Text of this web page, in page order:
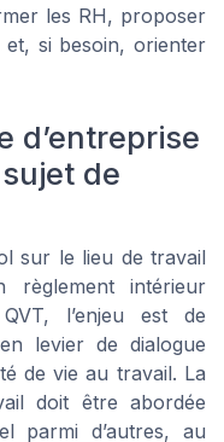
les RH, proposer
si besoin, orienter
d’entreprise
de
sur le lieu de travail
intérieur
l’enjeu est de
levier de dialogue
de vie au travail. La
doit être abordée
parmi d’autres, au
:
pour
bon
le livre